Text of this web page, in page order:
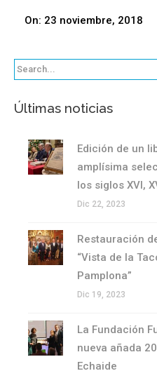
On: 23 noviembre, 2018
Últimas noticias
Edición de un
amplísima
los siglos XVI,
Dic 22, 2023
Restauración
“Vista de la
Pamplona”
Dic 19, 2023
La Fundación
nueva añada
Echaide